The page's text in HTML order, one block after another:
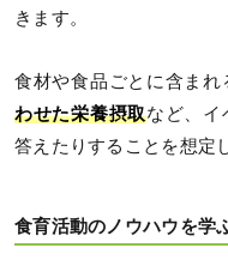
きます。
食材や食品ごとに含ま
わせた栄養摂取など、イ
答えたりすることを想定
食育活動のノウハウを学